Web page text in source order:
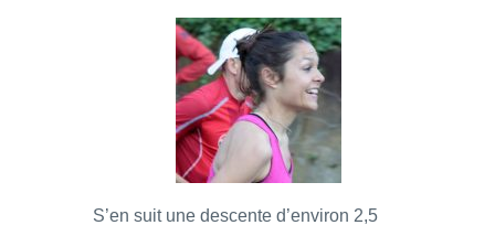
S’en suit une descente d’environ 2,5